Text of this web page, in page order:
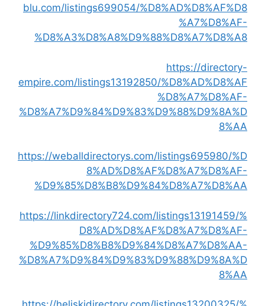
blu.com/listings699054/%D8%AD%D8%AF%D8
%A7%D8%AF-
%D8%A3%D8%A8%D9%88%D8%A7%D8%A8
https://directory-
empire.com/listings13192850/%D8%AD%D8%AF
%D8%A7%D8%AF-
%D8%A7%D9%84%D9%83%D9%88%D9%8A%D
8%AA
https://weballdirectorys.com/listings695980/%D
8%AD%D8%AF%D8%A7%D8%AF-
%D9%85%D8%B8%D9%84%D8%A7%D8%AA
https://linkdirectory724.com/listings13191459/%
D8%AD%D8%AF%D8%A7%D8%AF-
%D9%85%D8%B8%D9%84%D8%A7%D8%AA-
%D8%A7%D9%84%D9%83%D9%88%D9%8A%D
8%AA